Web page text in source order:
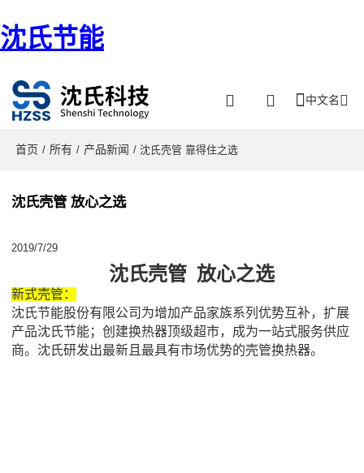
沈氏节能
中文名
首页 / 所有 / 产品新闻 / 沈氏壳管 靠得住之选
沈氏壳管 放心之选
2019/7/29
沈氏壳管 放心之选
新式壳管：
沈氏节能股份有限公司为增加产品家族系列优势互补，扩展
产品沈氏节能；创建换热器顶级超市，成为一站式服务供应
商。沈氏研发出最新且最具有市场优势的壳管换热器。